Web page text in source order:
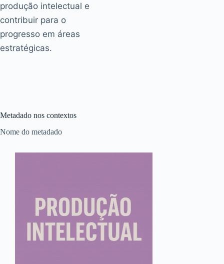
produção intelectual e
contribuir para o
progresso em áreas
estratégicas.
Metadado nos contextos
Nome do metadado